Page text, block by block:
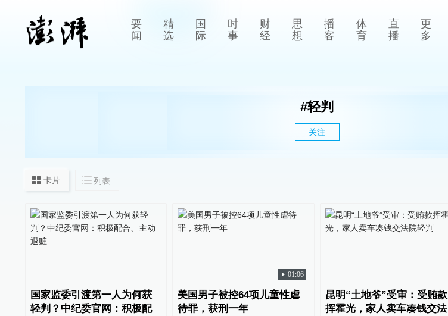
要
闻
精
选
国
际
时
事
财
经
思
想
播
客
体
育
直
播
更
多
#轻判
关注
卡片 列表
国家监委引渡第一人为何获
轻判？中纪委官网：积极配
01:06
美国男子被控64项儿童性虐
待罪，获刑一年
昆明“土地爷”受审：受贿款
挥霍光，家人卖车凑钱交法